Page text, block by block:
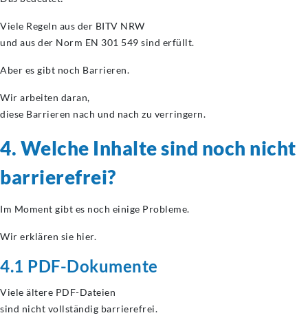
Viele Regeln aus der BITV NRW
und aus der Norm EN 301 549 sind erfüllt.
Aber es gibt noch Barrieren.
Wir arbeiten daran,
diese Barrieren nach und nach zu verringern.
4. Welche Inhalte sind noch nicht
barrierefrei?
Im Moment gibt es noch einige Probleme.
Wir erklären sie hier.
4.1 PDF-Dokumente
Viele ältere PDF-Dateien
sind nicht vollständig barrierefrei.